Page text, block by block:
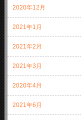
2020年12月
2021年1月
2021年2月
2021年3月
2020年4月
2021年6月